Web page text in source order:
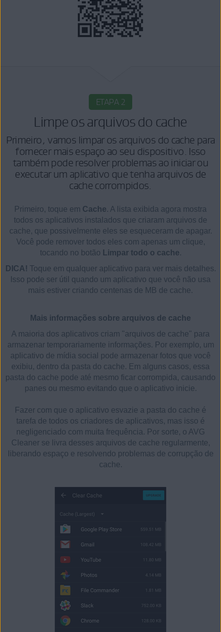
ETAPA 2
Limpe os arquivos do cache
Primeiro, vamos limpar os arquivos do cache para
fornecer mais espaço ao seu dispositivo. Isso
também pode resolver problemas ao iniciar ou
executar um aplicativo que tenha arquivos de
cache corrompidos.
Primeiro, toque em Cache. A lista exibida agora mostra
todos os aplicativos instalados que criaram arquivos de
cache, que possivelmente eles se esqueceram de apagar.
Você pode remover todos eles com apenas um clique,
tocando no botão Limpar todo o cache.
DICA! Toque em qualquer aplicativo para ver mais detalhes.
Isso pode ser útil quando um aplicativo que você não usa
mais estiver criando centenas de MB de cache.
Mais informações sobre arquivos de cache
A maioria dos aplicativos criam "arquivos de cache" para
armazenar temporariamente informações. Por exemplo, um
aplicativo de mídia social pode armazenar fotos que você
exibiu, dentro da pasta do cache. Em alguns casos, essa
pasta do cache pode até mesmo ficar corrompida, causando
panes ou mesmo evitando que o aplicativo inicie.
Fazer com que o aplicativo esvazie a pasta do cache é
tarefa de todos os criadores de aplicativos, mas isso é
negligenciado com muita frequência. Por sorte, o AVG
Cleaner se livra desses arquivos de cache regularmente,
liberando espaço e resolvendo problemas de corrupção de
cache.